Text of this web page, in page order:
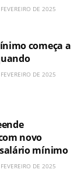
DE 2025
começa a
DE 2025
novo
mínimo
DE 2025